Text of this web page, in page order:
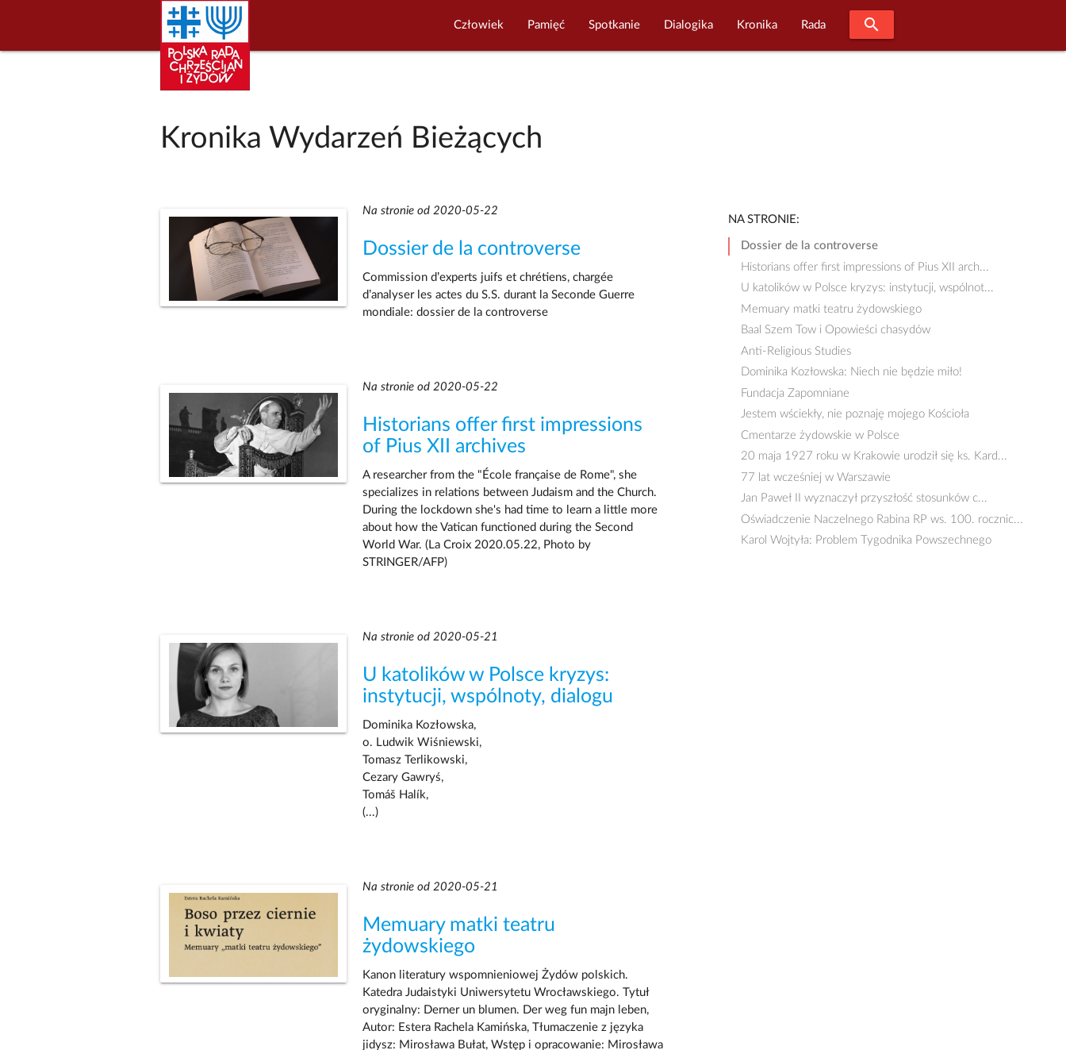
Człowiek Pamięć Spotkanie Dialogika Kronika Rada search
Kronika Wydarzeń Bieżących
Na stronie od 2020-05-22
Dossier de la controverse
Commission d’experts juifs et chrétiens, chargée
d’analyser les actes du S.S. durant la Seconde Guerre
mondiale: dossier de la controverse
Na stronie od 2020-05-22
Historians offer first impressions
of Pius XII archives
A researcher from the "École française de Rome", she
specializes in relations between Judaism and the Church.
During the lockdown she's had time to learn a little more
about how the Vatican functioned during the Second
World War. (La Croix 2020.05.22, Photo by
STRINGER/AFP)
Na stronie od 2020-05-21
U katolików w Polsce kryzys:
instytucji, wspólnoty, dialogu
Dominika Kozłowska,
o. Ludwik Wiśniewski,
Tomasz Terlikowski,
Cezary Gawryś,
Tomáš Halík,
(...)
Na stronie od 2020-05-21
Memuary matki teatru
żydowskiego
Kanon literatury wspomnieniowej Żydów polskich.
Katedra Judaistyki Uniwersytetu Wrocławskiego. Tytuł
oryginalny: Derner un blumen. Der weg fun majn leben,
Autor: Estera Rachela Kamińska, Tłumaczenie z języka
jidysz: Mirosława Bułat, Wstęp i opracowanie: Mirosława
NA STRONIE:
Dossier de la controverse
Historians offer first impressions of Pius XII arch...
U katolików w Polsce kryzys: instytucji, wspólnot...
Memuary matki teatru żydowskiego
Baal Szem Tow i Opowieści chasydów
Anti-Religious Studies
Dominika Kozłowska: Niech nie będzie miło!
Fundacja Zapomniane
Jestem wściekły, nie poznaję mojego Kościoła
Cmentarze żydowskie w Polsce
20 maja 1927 roku w Krakowie urodził się ks. Kard...
77 lat wcześniej w Warszawie
Jan Paweł II wyznaczył przyszłość stosunków c...
Oświadczenie Naczelnego Rabina RP ws. 100. rocznic...
Karol Wojtyła: Problem Tygodnika Powszechnego